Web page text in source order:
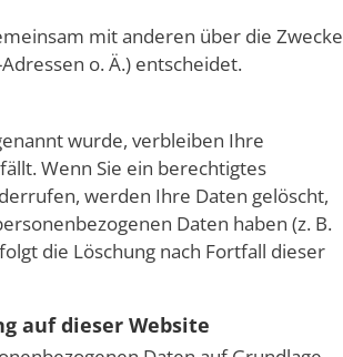
mit anderen über die Zwecke
o. Ä.) entscheidet.
wurde, verbleiben Ihre
Wenn Sie ein berechtigtes
werden Ihre Daten gelöscht,
Daten haben (z. B.
die Löschung nach Fortfall dieser
auf dieser Website